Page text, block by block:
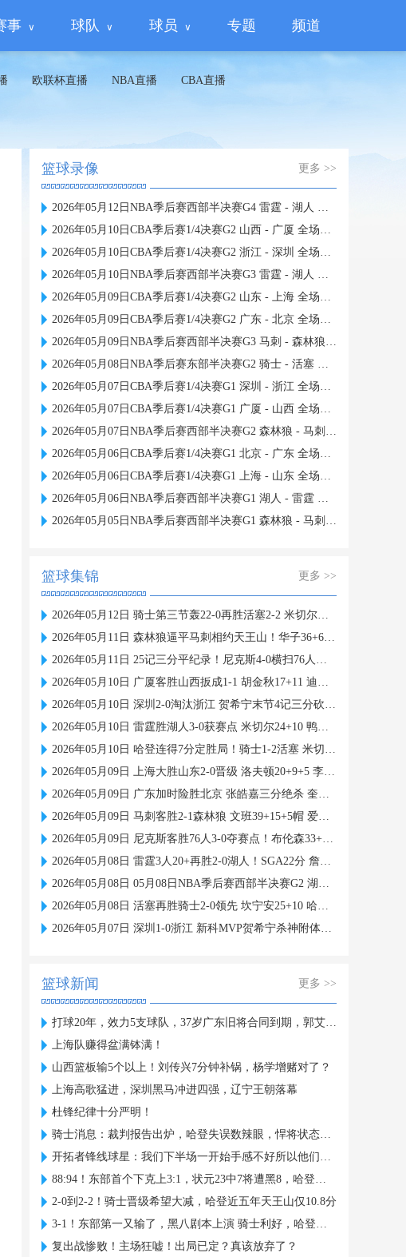
事 球队 球员 专题 频道
欧联杯直播 NBA直播 CBA直播
篮球录像 更多 >>
2026年05月12日NBA季后赛西部半决赛G4 雷霆 - 湖人 全场录像
2026年05月10日CBA季后赛1/4决赛G2 山西 - 广厦 全场录像
2026年05月10日CBA季后赛1/4决赛G2 浙江 - 深圳 全场录像
2026年05月10日NBA季后赛西部半决赛G3 雷霆 - 湖人 全场录像
2026年05月09日CBA季后赛1/4决赛G2 山东 - 上海 全场录像
2026年05月09日CBA季后赛1/4决赛G2 广东 - 北京 全场录像
2026年05月09日NBA季后赛西部半决赛G3 马刺 - 森林狼 全场录像
2026年05月08日NBA季后赛东部半决赛G2 骑士 - 活塞 全场录像
2026年05月07日CBA季后赛1/4决赛G1 深圳 - 浙江 全场录像
2026年05月07日CBA季后赛1/4决赛G1 广厦 - 山西 全场录像
2026年05月07日NBA季后赛西部半决赛G2 森林狼 - 马刺 全场录像
2026年05月06日CBA季后赛1/4决赛G1 北京 - 广东 全场录像
2026年05月06日CBA季后赛1/4决赛G1 上海 - 山东 全场录像
2026年05月06日NBA季后赛西部半决赛G1 湖人 - 雷霆 全场录像
2026年05月05日NBA季后赛西部半决赛G1 森林狼 - 马刺 全场录像
篮球集锦 更多 >>
2026年05月12日 骑士第三节轰22-0再胜活塞2-2 米切尔下半场39分 哈登24+11
2026年05月11日 森林狼逼平马刺相约天王山！华子36+6&末节16分 文班恶犯驱逐
2026年05月11日 25记三分平纪录！尼克斯4-0横扫76人进东决 麦克布莱德7三分
2026年05月10日 广厦客胜山西扳成1-1 胡金秋17+11 迪亚洛关键上篮不中
2026年05月10日 深圳2-0淘汰浙江 贺希宁末节4记三分砍23+5 史密斯14+12+13
2026年05月10日 雷霆胜湖人3-0获赛点 米切尔24+10 鸭梨23+9 詹姆斯19投19分
2026年05月10日 哈登连得7分定胜局！骑士1-2活塞 米切尔35分 坎宁安27+10+10
2026年05月09日 上海大胜山东2-0晋级 洛夫顿20+9+5 李添荣14分 陈林坚21分
2026年05月09日 广东加时险胜北京 张皓嘉三分绝杀 奎因39+9+8 胡明轩23+6
2026年05月09日 马刺客胜2-1森林狼 文班39+15+5帽 爱德华兹32+14+6
2026年05月09日 尼克斯客胜76人3-0夺赛点！布伦森33+5+9 恩比德复出17中7
2026年05月08日 雷霆3人20+再胜2-0湖人！SGA22分 詹姆斯23+6 小里31+6
2026年05月08日 05月08日NBA季后赛西部半决赛G2 湖人 - 雷霆 精彩镜头
2026年05月08日 活塞再胜骑士2-0领先 坎宁安25+10 哈里斯21+7 哈登13中3
2026年05月07日 深圳1-0浙江 新科MVP贺希宁杀神附体轰32分 史密斯27+9
篮球新闻 更多 >>
打球20年，效力5支球队，37岁广东旧将合同到期，郭艾伦或可接班
上海队赚得盆满钵满！
山西篮板输5个以上！刘传兴7分钟补锅，杨学增赌对了？
上海高歌猛进，深圳黑马冲进四强，辽宁王朝落幕
杜锋纪律十分严明！
骑士消息：裁判报告出炉，哈登失误数辣眼，悍将状态堪忧
开拓者锋线球星：我们下半场一开始手感不好所以他们打出了小高潮
88:94！东部首个下克上3:1，状元23中7将遭黑8，哈登压力陡增
2-0到2-2！骑士晋级希望大减，哈登近五年天王山仅10.8分
3-1！东部第一又输了，黑八剧本上演 骑士利好，哈登自己要争气
复出战惨败！主场狂嘘！出局已定？真该放弃了？